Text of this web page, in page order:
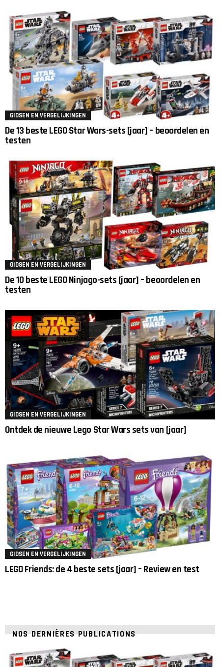
GIDSEN EN VERGELIJKINGEN
De 13 beste LEGO Star Wars-sets [jaar] – beoordelen en
testen
GIDSEN EN VERGELIJKINGEN
De 10 beste LEGO Ninjago-sets [jaar] – beoordelen en
testen
GIDSEN EN VERGELIJKINGEN
Ontdek de nieuwe Lego Star Wars sets van [jaar]
GIDSEN EN VERGELIJKINGEN
LEGO Friends: de 4 beste sets [jaar] – Review en test
NOS DERNIÈRES PUBLICATIONS